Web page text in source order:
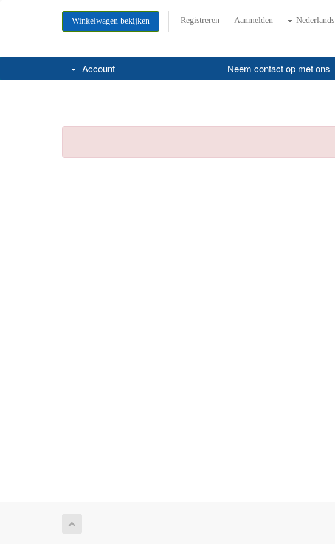
Nederlands
Aanmelden
Registreren
Winkelwagen bekijken
Neem contact op met ons
Account